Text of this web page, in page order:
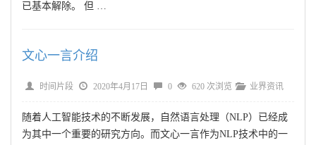
已基本解除。 但 …
文心一言介绍
时间片段 2020年4月17日 0 620 次浏览 业界资讯
随着人工智能技术的不断发展，自然语言处理（NLP）已经成
为其中一个重要的研究方向。而文心一言作为NLP技术中的一